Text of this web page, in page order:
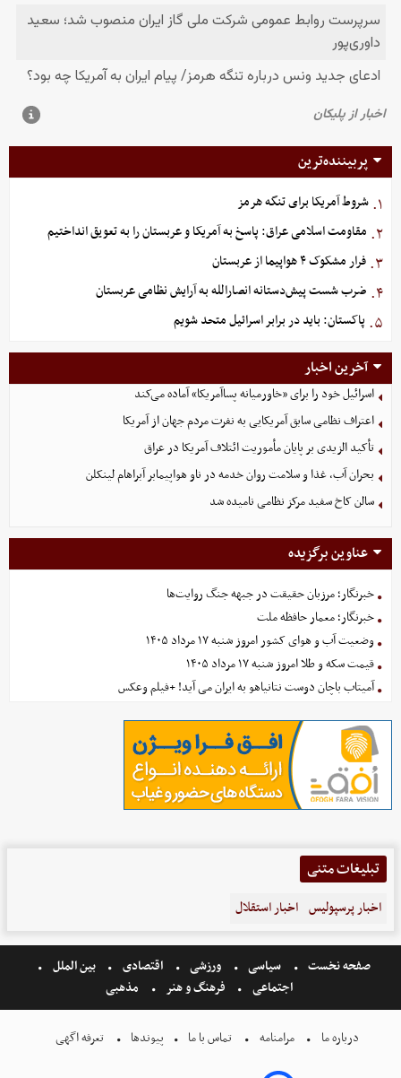
پربیننده‌ترین
۱. شروط آمریکا برای تنگه هرمز
۲. مقاومت اسلامی عراق: پاسخ به آمریکا و عربستان را به تعویق انداختیم
۳. فرار مشکوک ۴ هواپیما از عربستان
۴. ضرب شست پیش‌دستانه انصارالله به آرایش نظامی عربستان
۵. پاکستان: باید در برابر اسرائیل متحد شویم
آخرین اخبار
اسرائیل خود را برای «خاورمیانه پساآمریکا» آماده می‌کند
اعتراف نظامی سابق آمریکایی به نفرت مردم جهان از آمریکا
تأکید الزیدی بر پایان مأموریت ائتلاف آمریکا در عراق
بحران آب، غذا و سلامت روان خدمه در ناو هواپیمابر آبراهام لینکلن
سالن کاخ سفید مرکز نظامی نامیده شد
عناوین برگزیده
خبرنگار؛ مرزبان حقیقت در جبهه جنگ روایت‌ها
خبرنگار؛ معمار حافظه ملت
وضعیت آب و هوای کشور امروز شنبه ۱۷ مرداد ۱۴۰۵
قیمت سکه و طلا امروز شنبه ۱۷ مرداد ۱۴۰۵
آمیتاب باچان دوست نتانیاهو به ایران می آید! +فیلم وعکس
تبلیغات متنی
اخبار پرسپولیس اخبار استقلال
صفحه نخست سیاسی ورزشی اقتصادی
بین الملل
اجتماعی
فرهنگ و هنر مذهبی
درباره ما مرامنامه تماس با ما پیوندها تعرفه اگهی